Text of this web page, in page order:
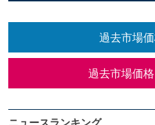
過去市場価
過去市場価格